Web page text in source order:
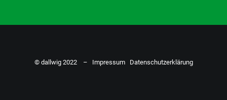
© dallwig 2022 – Impressum Datenschutzerklärung